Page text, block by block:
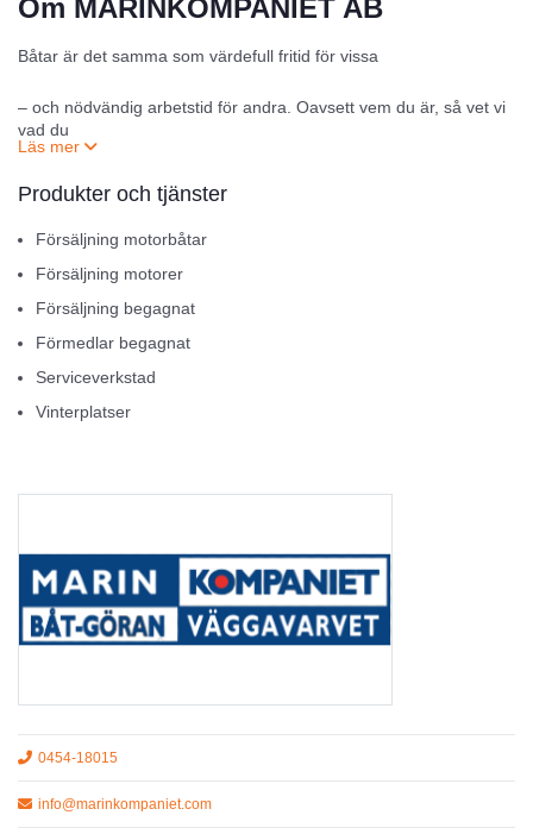
Om MARINKOMPANIET AB
Båtar är det samma som värdefull fritid för vissa
– och nödvändig arbetstid för andra. Oavsett vem du är, så vet vi
vad du
tryggt och
bekvämt.
Vi kan med stolthet säga att vi är proffs på båtar och båtliv.
Med fyra generationers erfarenhet har vi en bredare kunskap än
vad något
Vi erbjuder Sveriges bredaste sortiment av båtar och motorer.
Våra paketlösningar ger dig enkelhet och stor valfrihet – till ett bra
pris.
För att säkerställa kvaliteten provkörs alla båtpaket i havet av en
servicetekniker hos oss före leverans. Vi kan också tillhandahålla
Produkter och tjänster
Försäljning motorbåtar
Försäljning motorer
Försäljning begagnat
Förmedlar begagnat
Serviceverkstad
Vinterplatser
0454-18015
info@marinkompaniet.com